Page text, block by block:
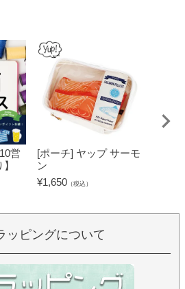
営
[ポーチ] ヤップ サーモ
ン
¥1,650 （税込）
ッピングについて